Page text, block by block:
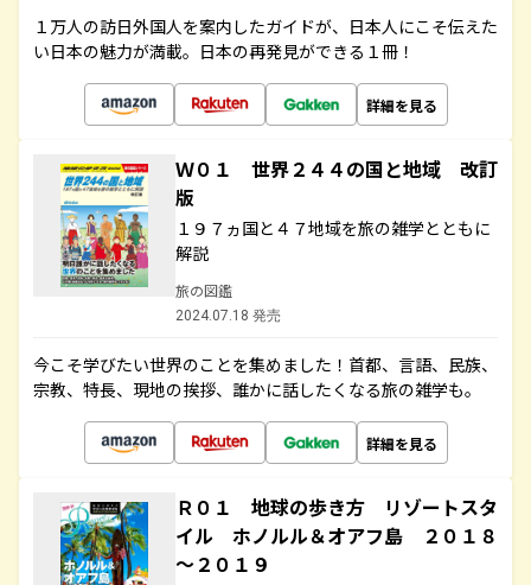
１万人の訪日外国人を案内したガイドが、日本人にこそ伝えた
い日本の魅力が満載。日本の再発見ができる１冊！
詳細を見る
Ｗ０１ 世界２４４の国と地域 改訂
版
１９７ヵ国と４７地域を旅の雑学とともに
解説
旅の図鑑
2024.07.18 発売
今こそ学びたい世界のことを集めました！首都、言語、民族、
宗教、特長、現地の挨拶、誰かに話したくなる旅の雑学も。
詳細を見る
Ｒ０１ 地球の歩き方 リゾートスタ
イル ホノルル＆オアフ島 ２０１８
～２０１９